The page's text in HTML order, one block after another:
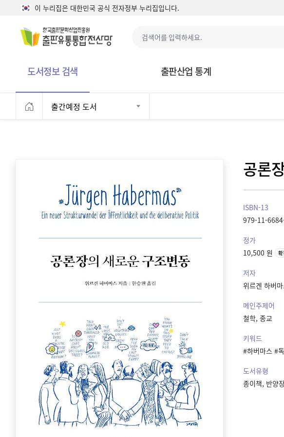
본문으로 바로가기이 누리집은 대한민국 공식 전자정부 누리집입니다.
도서정보 검색 출판산업 통계
홈 출간예정 도서
공론
ISBN-13
979-11-
정가
10,500 원
저자
위르겐 하버
메인주제어
철학, 종교
키워드
#하버마스 #
도서유형
종이책, 반양